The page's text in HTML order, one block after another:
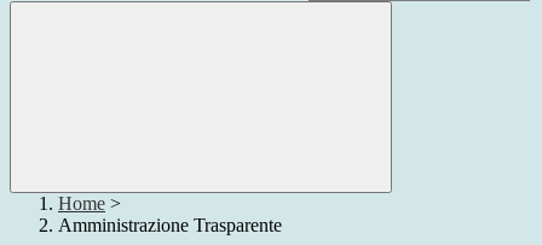
Home >
Amministrazione Trasparente